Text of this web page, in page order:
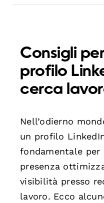
Consigli
profilo
cerca
Nell’odierno
un profilo
fondamentale per
presenza
visibilità presso
lavoro. Ecco